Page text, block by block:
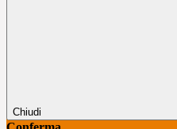
Chiudi